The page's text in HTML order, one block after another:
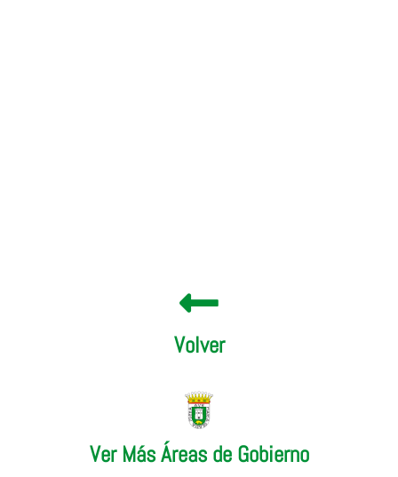
Volver
Ver Más Áreas de Gobierno